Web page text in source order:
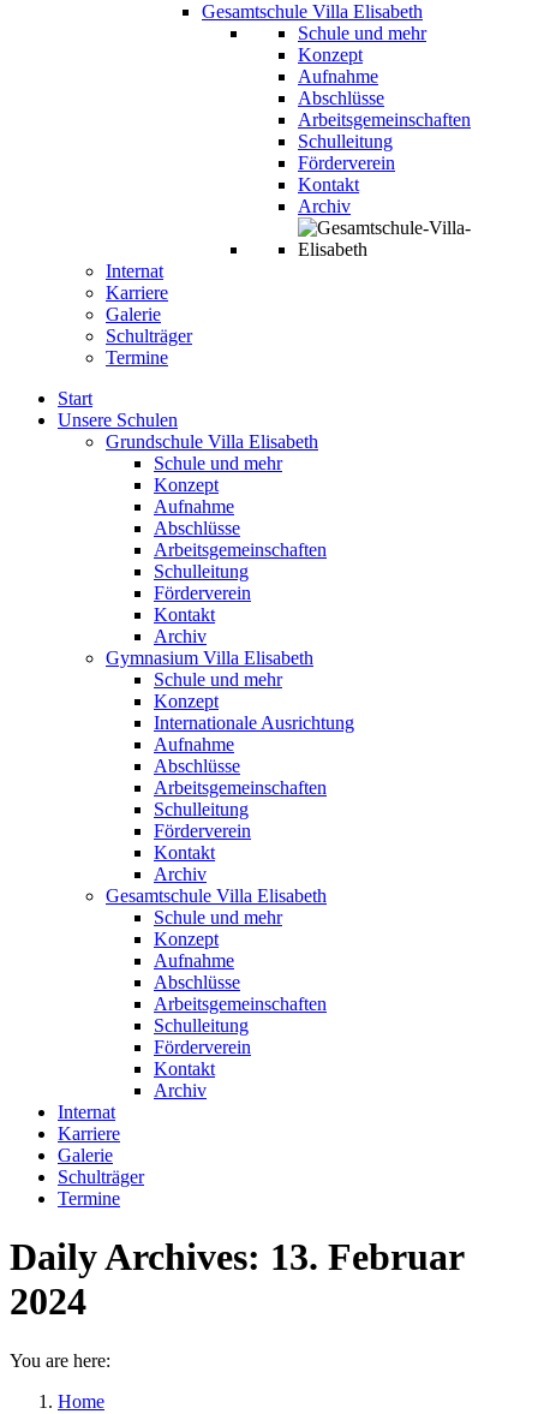
Gesamtschule Villa Elisabeth
Schule und mehr
Konzept
Aufnahme
Abschlüsse
Arbeitsgemeinschaften
Schulleitung
Förderverein
Kontakt
Archiv
Internat
Karriere
Galerie
Schulträger
Termine
Start
Unsere Schulen
Grundschule Villa Elisabeth
Schule und mehr
Konzept
Aufnahme
Abschlüsse
Arbeitsgemeinschaften
Schulleitung
Förderverein
Kontakt
Archiv
Gymnasium Villa Elisabeth
Schule und mehr
Konzept
Internationale Ausrichtung
Aufnahme
Abschlüsse
Arbeitsgemeinschaften
Schulleitung
Förderverein
Kontakt
Archiv
Gesamtschule Villa Elisabeth
Schule und mehr
Konzept
Aufnahme
Abschlüsse
Arbeitsgemeinschaften
Schulleitung
Förderverein
Kontakt
Archiv
Internat
Karriere
Galerie
Schulträger
Termine
Daily Archives: 13. Februar
2024
You are here:
Home